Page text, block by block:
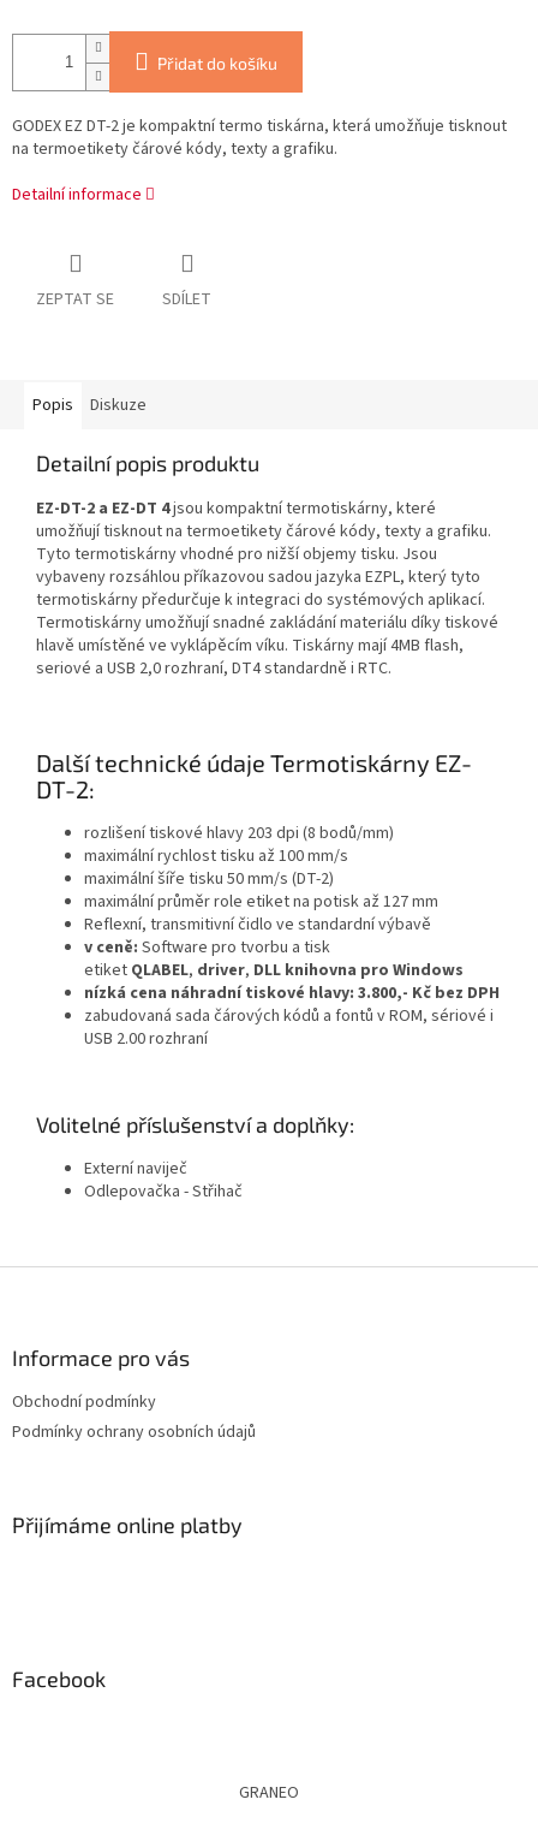
Přidat do košíku
GODEX EZ DT-2 je kompaktní termo tiskárna, která umožňuje tisknout
na termoetikety čárové kódy, texty a grafiku.
Detailní informace
ZEPTAT SE SDÍLET
Popis Diskuze
Detailní popis produktu
EZ-DT-2 a EZ-DT 4jsou kompaktní termotiskárny, které
umožňují tisknout na termoetikety čárové kódy, texty a grafiku.
Tyto termotiskárny vhodné pro nižší objemy tisku. Jsou
vybaveny rozsáhlou příkazovou sadou jazyka EZPL, který tyto
termotiskárny předurčuje k integraci do systémových aplikací.
Termotiskárny umožňují snadné zakládání materiálu díky tiskové
hlavě umístěné ve vyklápěcím víku. Tiskárny mají 4MB flash,
seriové a USB 2,0 rozhraní, DT4 standardně i RTC.
Další technické údaje Termotiskárny EZ-
DT-2:
rozlišení tiskové hlavy 203 dpi (8 bodů/mm)
maximální rychlost tisku až 100 mm/s
maximální šíře tisku 50 mm/s (DT-2)
maximální průměr role etiket na potisk až 127 mm
Reflexní, transmitivní čidlo ve standardní výbavě
v ceně: Software pro tvorbu a tisk
etiket QLABEL, driver, DLL knihovna pro Windows
nízká cena náhradní tiskové hlavy: 3.800,- Kč bez DPH
zabudovaná sada čárových kódů a fontů v ROM, sériové i
USB 2.00 rozhraní
Volitelné příslušenství a doplňky:
Externí naviječ
Odlepovačka - Střihač
Informace pro vás
Obchodní podmínky
Podmínky ochrany osobních údajů
Přijímáme online platby
Facebook
GRANEO